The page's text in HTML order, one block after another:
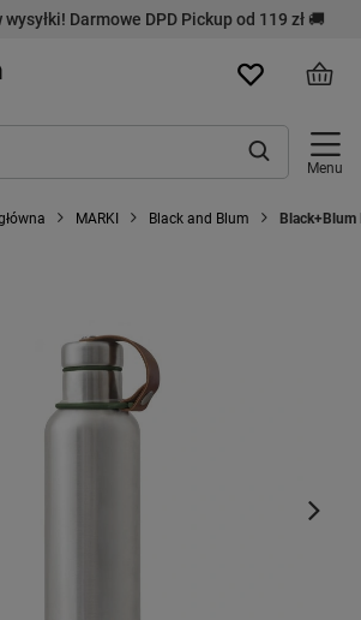
Darmowe DPD Pickup od 119 zł 🚚
Menu
MARKI Black and Blum Black+Blum